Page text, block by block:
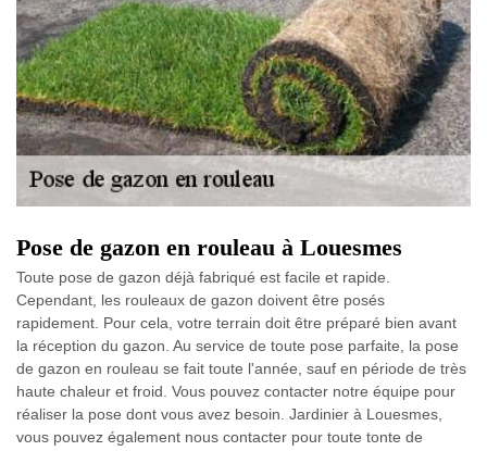
Pose de gazon en rouleau à Louesmes
Toute pose de gazon déjà fabriqué est facile et rapide.
Cependant, les rouleaux de gazon doivent être posés
rapidement. Pour cela, votre terrain doit être préparé bien avant
la réception du gazon. Au service de toute pose parfaite, la pose
de gazon en rouleau se fait toute l'année, sauf en période de très
haute chaleur et froid. Vous pouvez contacter notre équipe pour
réaliser la pose dont vous avez besoin. Jardinier à Louesmes,
vous pouvez également nous contacter pour toute tonte de